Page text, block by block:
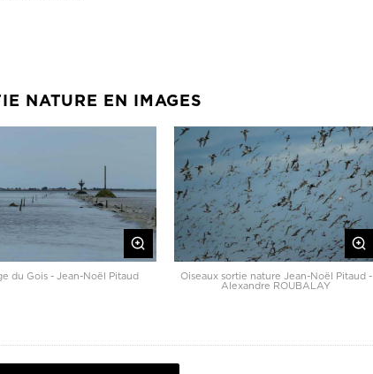
NATURE EN IMAGES
du Gois - Jean-Noël Pitaud Oiseaux sortie nature Jean-Noël Pitaud -
Alexandre ROUBALAY